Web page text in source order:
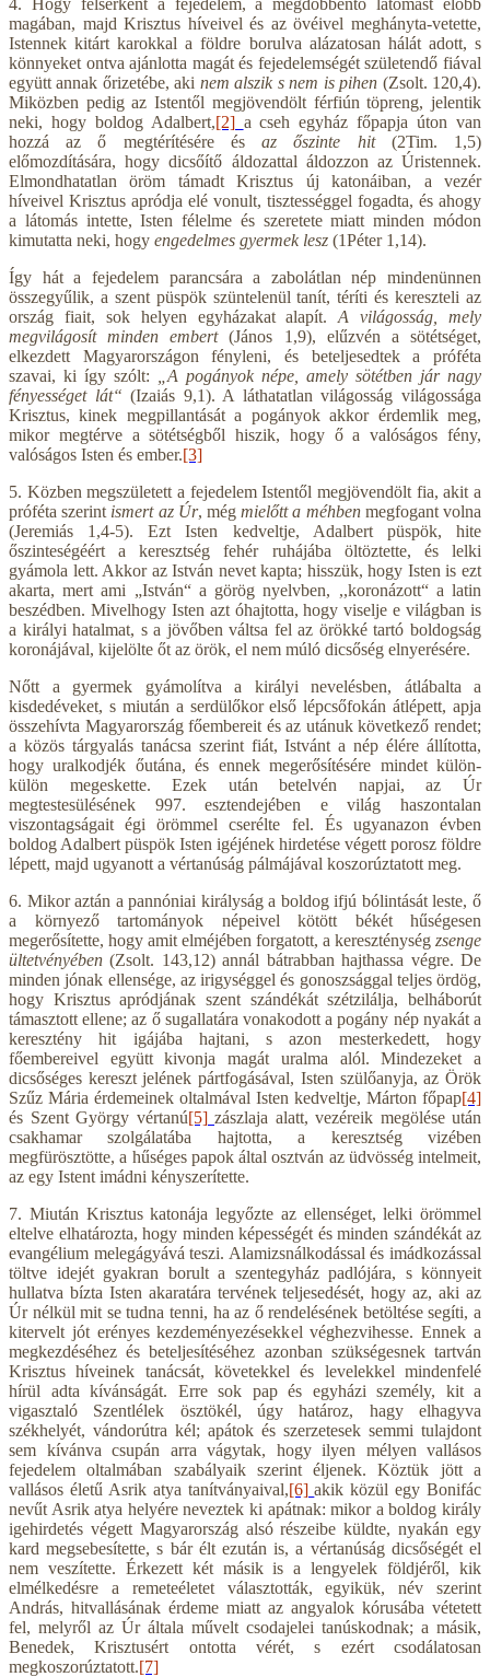
magában, majd Krisztus híveivel és az övéivel meghányta-vetette,
Istennek kitárt karokkal a földre borulva alázatosan hálát adott, s
könnyeket ontva ajánlotta magát és fejedelemségét születendő fiával
együtt annak őrizetébe, aki nem alszik s nem is pihen (Zsolt. 120,4).
Miközben pedig az Istentől megjövendölt férfiún töpreng, jelentik
neki, hogy boldog Adalbert,[2] a cseh egyház főpapja úton van
hozzá az ő megtérítésére ésaz őszinte hit(2Tim. 1,5)
előmozdítására, hogy dicsőítő áldozattal áldozzon az Úristennek.
Elmondhatatlan öröm támadt Krisztus új katonáiban, a vezér
híveivel Krisztus apródja elé vonult, tisztességgel fogadta, és ahogy
a látomás intette, Isten félelme és szeretete miatt minden módon
kimutatta neki, hogy engedelmes gyermek lesz (1Péter 1,14).
Így hát a fejedelem parancsára a zabolátlan nép mindenünnen
összegyűlik, a szent püspök szüntelenül tanít, téríti és kereszteli az
ország fiait, sok helyen egyházakat alapít.A világosság, mely
megvilágosít minden embert(János 1,9), elűzvén a sötétséget,
elkezdett Magyarországon fényleni, és beteljesedtek a próféta
szavai, ki így szólt:
„A pogányok népe, amely sötétben jár nagy
fényességet lát“ (Izaiás 9,1). A láthatatlan világosság világossága
Krisztus, kinek megpillantását a pogányok akkor érdemlik meg,
mikor megtérve a sötétségből hiszik, hogy ő a valóságos fény,
valóságos Isten és ember.[3]
5. Közben megszületett a fejedelem Istentől megjövendölt fia, akit a
próféta szerint ismert az Úr, mégmielőtt a méhbenmegfogant volna
(Jeremiás 1,4-5). Ezt Isten kedveltje, Adalbert püspök, hite
őszinteségéért a keresztség fehér ruhájába öltöztette, és lelki
gyámola lett. Akkor az István nevet kapta; hisszük, hogy Isten is ezt
akarta, mert ami „István“ a görög nyelvben, ,,koronázott“ a latin
beszédben. Mivelhogy Isten azt óhajtotta, hogy viselje e világban is
a királyi hatalmat, s a jövőben váltsa fel az örökké tartó boldogság
koronájával, kijelölte őt az örök, el nem múló dicsőség elnyerésére.
Nőtt a gyermek gyámolítva a királyi nevelésben, átlábalta a
kisdedéveket, s miután a serdülőkor első lépcsőfokán átlépett, apja
összehívta Magyarország főembereit és az utánuk következő rendet;
a közös tárgyalás tanácsa szerint fiát, Istvánt a nép élére állította,
hogy uralkodjék őutána, és ennek megerősítésére mindet külön-
külön megeskette. Ezek után betelvén napjai, az Úr
megtestesülésének 997. esztendejében e világ haszontalan
viszontagságait égi örömmel cserélte fel. És ugyanazon évben
boldog Adalbert püspök Isten igéjének hirdetése végett porosz földre
lépett, majd ugyanott a vértanúság pálmájával koszorúztatott meg.
6. Mikor aztán a pannóniai királyság a boldog ifjú bólintását leste, ő
a környező tartományok népeivel kötött békét hűségesen
megerősítette, hogy amit elméjében forgatott, a kereszténység zsenge
ültetvényében (Zsolt. 143,12) annál bátrabban hajthassa végre. De
minden jónak ellensége, az irigységgel és gonoszsággal teljes ördög,
hogy Krisztus apródjának szent szándékát szétzilálja, belháborút
támasztott ellene; az ő sugallatára vonakodott a pogány nép nyakát a
keresztény hit igájába hajtani, s azon mesterkedett, hogy
főembereivel együtt kivonja magát uralma alól. Mindezeket a
dicsőséges kereszt jelének pártfogásával, Isten szülőanyja, az Örök
Szűz Mária érdemeinek oltalmával Isten kedveltje, Márton főpap[4]
és Szent György vértanú[5] zászlaja alatt, vezéreik megölése után
csakhamar szolgálatába hajtotta, a keresztség vizében
megfürösztötte, a hűséges papok által osztván az üdvösség intelmeit,
az egy Istent imádni kényszerítette.
7. Miután Krisztus katonája legyőzte az ellenséget, lelki örömmel
eltelve elhatározta, hogy minden képességét és minden szándékát az
evangélium melegágyává teszi. Alamizsnálkodással és imádkozással
töltve idejét gyakran borult a szentegyház padlójára, s könnyeit
hullatva bízta Isten akaratára tervének teljesedését, hogy az, aki az
Úr nélkül mit se tudna tenni, ha az ő rendelésének betöltése segíti, a
kitervelt jót erényes kezdeményezésekkel véghezvihesse. Ennek a
megkezdéséhez és beteljesítéséhez azonban szükségesnek tartván
Krisztus híveinek tanácsát, követekkel és levelekkel mindenfelé
hírül adta kívánságát. Erre sok pap és egyházi személy, kit a
vigasztaló Szentlélek ösztökél, úgy határoz, hagy elhagyva
székhelyét, vándorútra kél; apátok és szerzetesek semmi tulajdont
sem kívánva csupán arra vágytak, hogy ilyen mélyen vallásos
fejedelem oltalmában szabályaik szerint éljenek. Köztük jött a
vallásos életű Asrik atya tanítványaival,[6]akik közül egy Bonifác
nevűt Asrik atya helyére neveztek ki apátnak: mikor a boldog király
igehirdetés végett Magyarország alsó részeibe küldte, nyakán egy
kard megsebesítette, s bár élt ezután is, a vértanúság dicsőségét el
nem veszítette. Érkezett két másik is a lengyelek földjéről, kik
elmélkedésre a remeteéletet választották, egyikük, név szerint
András, hitvallásának érdeme miatt az angyalok kórusába vétetett
fel, melyről az Úr általa művelt csodajelei tanúskodnak; a másik,
Benedek, Krisztusért ontotta vérét, s ezért csodálatosan
megkoszorúztatott.[7]